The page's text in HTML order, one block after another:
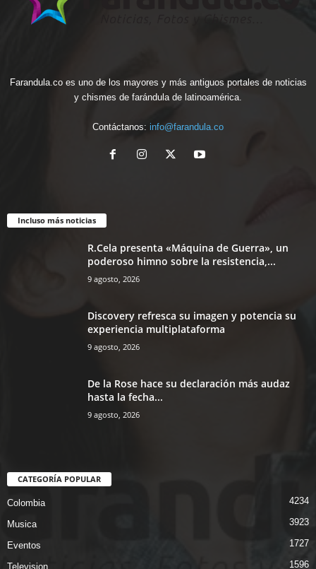
Farandula.co es uno de los mayores y más antiguos portales de noticias
y chismes de farándula de latinoamérica.
Contáctanos: info@farandula.co
Incluso más noticias
R.Cela presenta «Máquina de Guerra», un
poderoso himno sobre la resistencia,...
9 agosto, 2026
Discovery refresca su imagen y potencia su
experiencia multiplataforma
9 agosto, 2026
De la Rose hace su declaración más audaz
hasta la fecha...
9 agosto, 2026
CATEGORÍA POPULAR
Colombia 4234
Musica 3923
Eventos 1727
Television 1596